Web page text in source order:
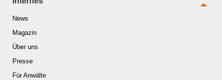
News
Magazin
Über uns
Presse
Für Anwälte